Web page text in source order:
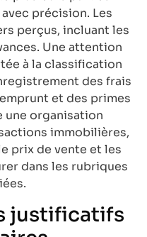
précision. Les
perçus, incluant les
Une attention
à la classification
des frais
et des primes
une organisation
immobilières,
prix de vente et les
dans les rubriques
justificatifs